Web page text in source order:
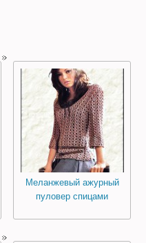
Меланжевый ажурный
пуловер спицами